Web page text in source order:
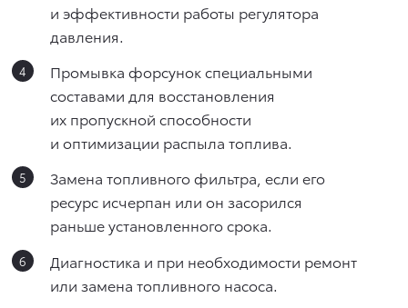
и эффективности работы регулятора
давления.
Промывка форсунок специальными
составами для восстановления
их пропускной способности
и оптимизации распыла топлива.
Замена топливного фильтра, если его
ресурс исчерпан или он засорился
раньше установленного срока.
Диагностика и при необходимости ремонт
или замена топливного насоса.